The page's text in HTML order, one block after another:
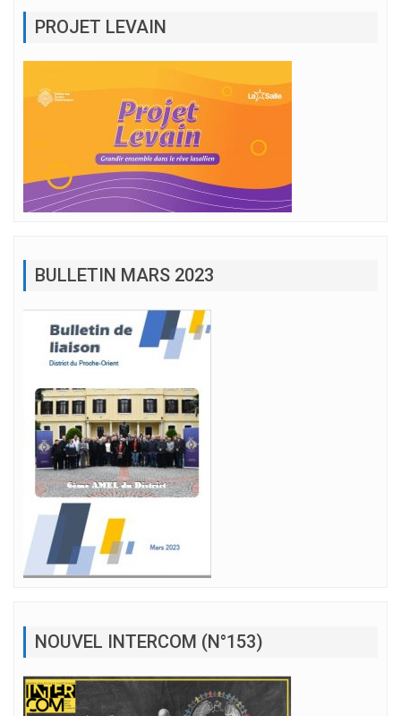
PROJET LEVAIN
BULLETIN MARS 2023
NOUVEL INTERCOM (N°153)